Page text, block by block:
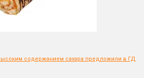
содержанием сахара предложили в ГД